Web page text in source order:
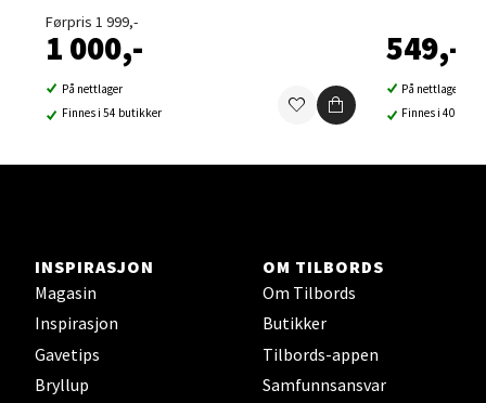
Førpris 1 999,-
1 000,-
På nettlager
Finnes i 54 butikker
549,-
På nettlager
Finnes i 40
INSPIRASJON
Magasin
Inspirasjon
Gavetips
Bryllup
OM TILBORDS
Om Tilbords
Butikker
Tilbords-appen
Samfunnsansvar
Velg
Sortland - Sortland Storsenter